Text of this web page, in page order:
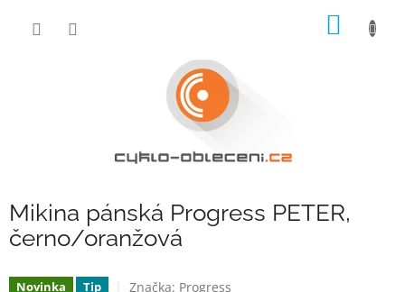
Mikina pánská Progress PETER,
černo/oranžová
Novinka Tip Značka: Progress